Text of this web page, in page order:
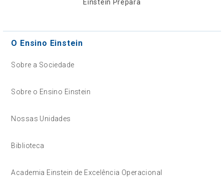
Einstein Prepara
O Ensino Einstein
Sobre a Sociedade
Sobre o Ensino Einstein
Nossas Unidades
Biblioteca
Academia Einstein de Excelência Operacional